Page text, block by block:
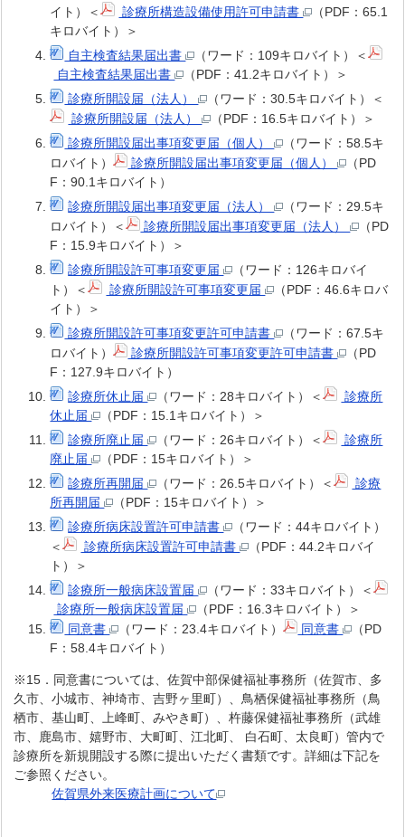
イト）＜
診療所構造設備使用許可申請書
（PDF：65.1
キロバイト）＞
自主検査結果届出書
（ワード：109キロバイト）＜
自主検査結果届出書
（PDF：41.2キロバイト）＞
診療所開設届（法人）
（ワード：30.5キロバイト）＜
診療所開設届（法人）
（PDF：16.5キロバイト）＞
診療所開設届出事項変更届（個人）
（ワード：58.5キ
ロバイト）
診療所開設届出事項変更届（個人）
（PD
F：90.1キロバイト）
診療所開設届出事項変更届（法人）
（ワード：29.5キ
ロバイト）＜
診療所開設届出事項変更届（法人）
（PD
F：15.9キロバイト）＞
診療所開設許可事項変更届
（ワード：126キロバイ
ト）＜
診療所開設許可事項変更届
（PDF：46.6キロバ
イト）＞
診療所開設許可事項変更許可申請書
（ワード：67.5キ
ロバイト）
診療所開設許可事項変更許可申請書
（PD
F：127.9キロバイト）
診療所休止届
（ワード：28キロバイト）＜
診療所
休止届
（PDF：15.1キロバイト）＞
診療所廃止届
（ワード：26キロバイト）＜
診療所
廃止届
（PDF：15キロバイト）＞
診療所再開届
（ワード：26.5キロバイト）＜
診療
所再開届
（PDF：15キロバイト）＞
診療所病床設置許可申請書
（ワード：44キロバイト）
＜
診療所病床設置許可申請書
（PDF：44.2キロバイ
ト）＞
診療所一般病床設置届
（ワード：33キロバイト）＜
診療所一般病床設置届
（PDF：16.3キロバイト）＞
同意書
（ワード：23.4キロバイト） 同意書
（PD
F：58.4キロバイト）
※15．同意書については、佐賀中部保健福祉事務所（佐賀市、多
久市、小城市、神埼市、吉野ヶ里町）、鳥栖保健福祉事務所（鳥
栖市、基山町、上峰町、みやき町）、杵藤保健福祉事務所（武雄
市、鹿島市、嬉野市、大町町、江北町、 白石町、太良町）管内で
診療所を新規開設する際に提出いただく書類です。詳細は下記を
ご参照ください。
佐賀県外来医療計画について